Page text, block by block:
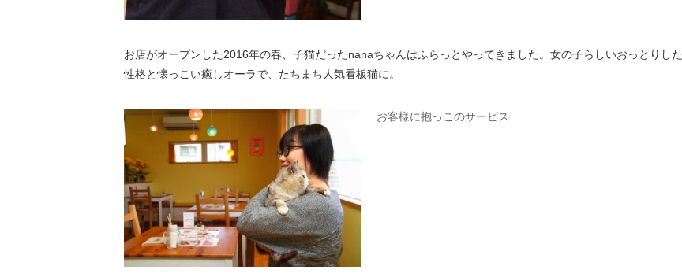
お店がオープンした2016年の春、子猫だったnanaちゃんはふらっとやってきました。女の子らしいおっとりした
性格と懐っこい癒しオーラで、たちまち人気看板猫に。
お客様に抱っこのサービス